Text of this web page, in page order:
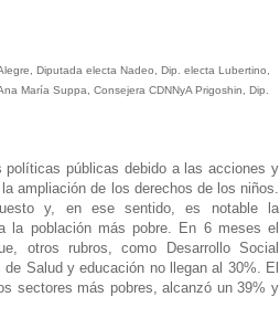
Diputada electa Nadeo, Dip. electa Lubertino,
María Suppa, Consejera CDNNyA Prigoshin, Dip.
políticas públicas debido a las acciones y
ampliación de los derechos de los niños.
y, en ese sentido, es notable la
la población más pobre. En 6 meses el
otros rubros, como Desarrollo Social
Salud y educación no llegan al 30%. El
sectores más pobres, alcanzó un 39% y